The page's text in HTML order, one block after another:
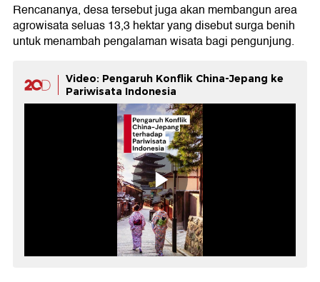
Rencananya, desa tersebut juga akan membangun area
agrowisata seluas 13,3 hektar yang disebut surga benih
untuk menambah pengalaman wisata bagi pengunjung.
Video: Pengaruh Konflik China-Jepang ke
Pariwisata Indonesia